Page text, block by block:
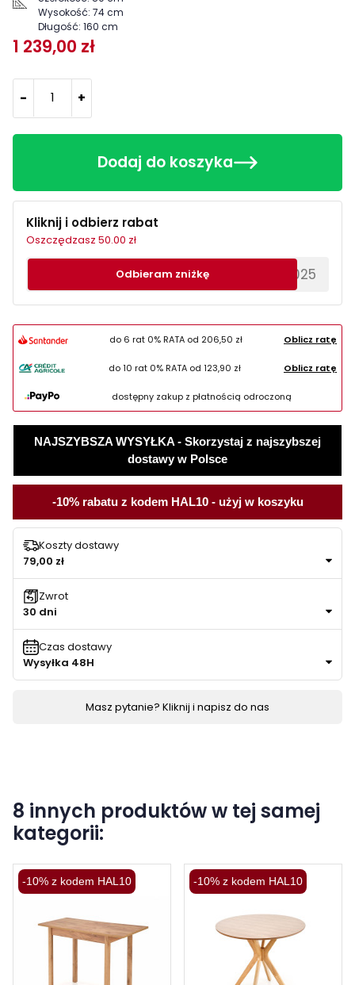
Wysokość: 74 cm
Długość: 160 cm
1 239,00 zł
- +
Dodaj do koszyka
Kliknij i odbierz rabat
Oszczędzasz 50.00 zł
********EWS2025
Odbieram zniżkę
do 6 rat 0% RATA od 206,50 zł Oblicz ratę
do 10 rat 0% RATA od 123,90 zł Oblicz ratę
dostępny zakup z płatnością odroczoną
NAJSZYBSZA WYSYŁKA - Skorzystaj z najszybszej
dostawy w Polsce
-10% rabatu z kodem HAL10 - użyj w koszyku
Koszty dostawy
79,00 zł
Zwrot
30 dni
Czas dostawy
Wysyłka 48H
Masz pytanie? Kliknij i napisz do nas
8 innych produktów w tej samej
kategorii:
-10% z kodem HAL10 -10% z kodem HAL10